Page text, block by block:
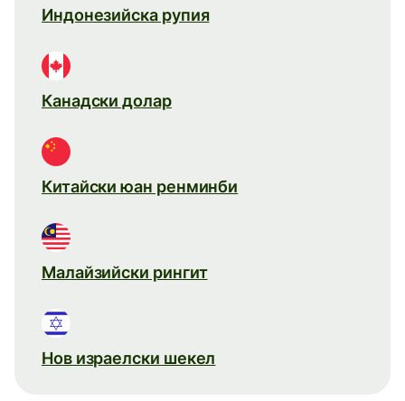
Индонезийска рупия
Канадски долар
Китайски юан ренминби
Малайзийски рингит
Нов израелски шекел